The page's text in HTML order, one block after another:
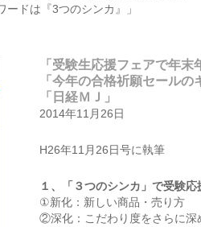
ードは『3つのシンカ』」
「受験生応援フェアで年末
「今年の合格祈願セールの
「日経ＭＪ」
2014年11月26日
H26年11月26日号に執筆
１、「３つのシンカ」で受験応
①新化：新しい商品・売り方
②深化：こだわり度をさらに深